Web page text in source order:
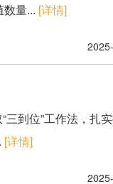
量... [详情]
到位”工作法，扎
[详情]